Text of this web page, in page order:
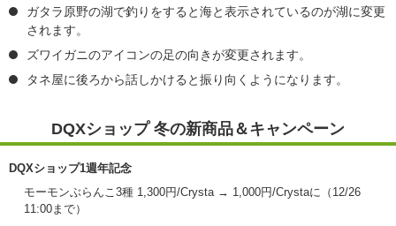
ガタラ原野の湖で釣りをすると海と表示されているのが湖に変更
されます。
ズワイガニのアイコンの足の向きが変更されます。
タネ屋に後ろから話しかけると振り向くようになります。
DQXショップ 冬の新商品＆キャンペーン
DQXショップ1週年記念
モーモンぶらんこ3種 1,300円/Crysta → 1,000円/Crystaに（12/26
11:00まで）